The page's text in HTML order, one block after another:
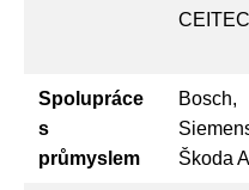
CEITEC
Spolupráce
s
průmyslem
Bosch,
Škoda